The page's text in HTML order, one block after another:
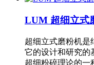
LUM 超细立式
超细立式磨粉机是
它的设计和研究的
超细粉碎理论的一